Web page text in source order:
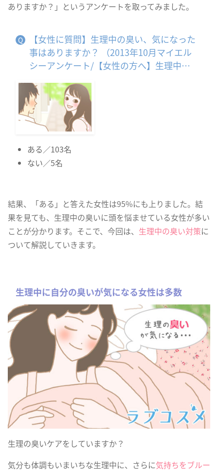
ありますか？」というアンケートを取ってみました。
【女性に質問】生理中の臭い、気になった
事はありますか？ （2013年10月マイエル
シーアンケート/【女性の方へ】生理中の
ある／103名
ない／5名
結果、「ある」と答えた女性は95%にも上りました。結
果を見ても、生理中の臭いに頭を悩ませている女性が多い
ことが分かります。そこで、今回は、 生理中の臭い対策に
ついて解説していきます。
生理中に自分の臭いが気になる女性は多数
生理の臭いケアをしていますか？
気分も体調もいまいちな生理中に、さらに気持ちをブルー